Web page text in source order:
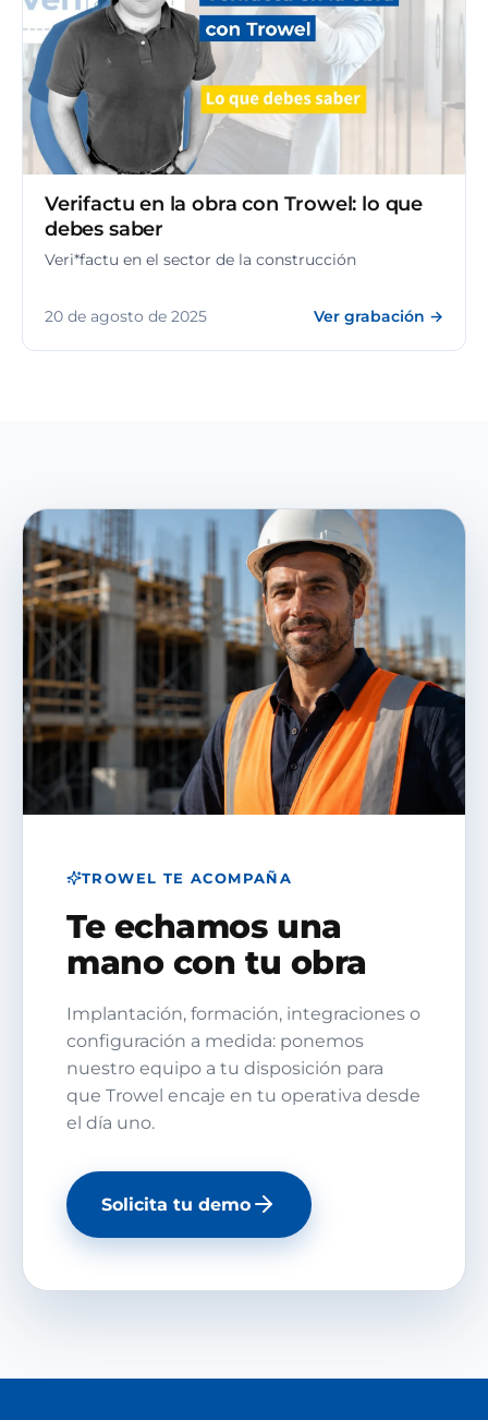
Verifactu en la obra con Trowel: lo que
debes saber
Veri*factu en el sector de la construcción
20 de agosto de 2025 Ver grabación →
TROWEL TE ACOMPAÑA
Te echamos una
mano con tu obra
Implantación, formación, integraciones o
configuración a medida: ponemos
nuestro equipo a tu disposición para
que Trowel encaje en tu operativa desde
el día uno.
Solicita tu demo